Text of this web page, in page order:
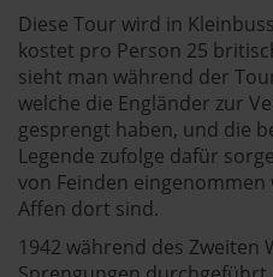
Diese Tour wird in
kostet pro Person 25
sieht man während der
welche die Engländer zur
gesprengt haben, und die
Legende zufolge dafür
von Feinden
Affen dort sind.
1942 während des Zweiten